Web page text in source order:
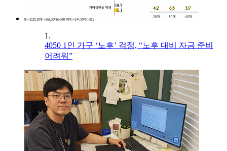
1.
4050 1인 가구 ‘노후’ 걱정, “노후 대비 자금 준비
어려워”